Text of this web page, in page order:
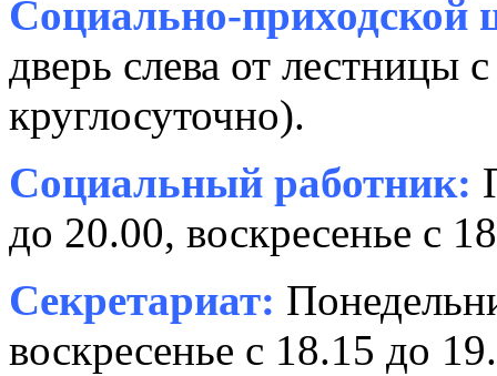
Социально-приходской
дверь слева от лестницы
круглосуточно).
Социальный работник:
до 20.00, воскресенье с
Секретариат:
воскресенье с 18.15 до